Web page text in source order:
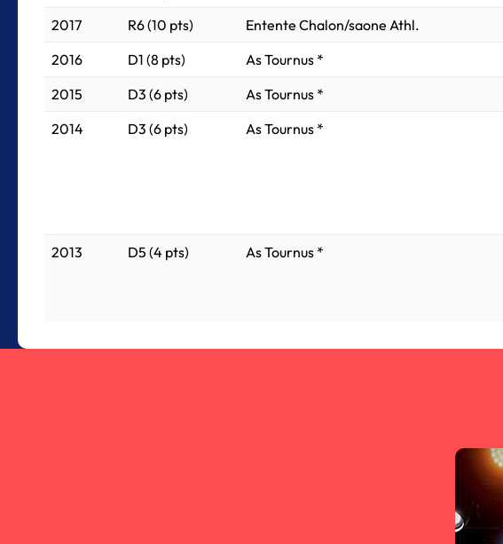
2017
R6 (10 pts) Entente Chalon/saone Athl.
2016
D1 (8 pts) As Tournus *
2015
D3 (6 pts) As Tournus *
2014
D3 (6 pts) As Tournus *
2013
D5 (4 pts) As Tournus *